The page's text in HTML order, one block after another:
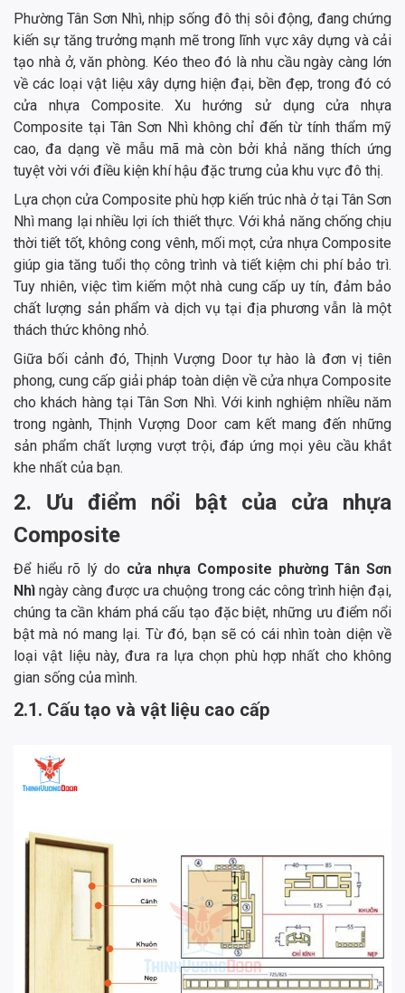
Phường Tân Sơn Nhì, nhịp sống đô thị sôi động, đang chứng
kiến sự tăng trưởng mạnh mẽ trong lĩnh vực xây dựng và cải
tạo nhà ở, văn phòng. Kéo theo đó là nhu cầu ngày càng lớn
về các loại vật liệu xây dựng hiện đại, bền đẹp, trong đó có
cửa nhựa Composite. Xu hướng sử dụng cửa nhựa
Composite tại Tân Sơn Nhì không chỉ đến từ tính thẩm mỹ
cao, đa dạng về mẫu mã mà còn bởi khả năng thích ứng
tuyệt vời với điều kiện khí hậu đặc trưng của khu vực đô thị.
Lựa chọn cửa Composite phù hợp kiến trúc nhà ở tại Tân Sơn
Nhì mang lại nhiều lợi ích thiết thực. Với khả năng chống chịu
thời tiết tốt, không cong vênh, mối mọt, cửa nhựa Composite
giúp gia tăng tuổi thọ công trình và tiết kiệm chi phí bảo trì.
Tuy nhiên, việc tìm kiếm một nhà cung cấp uy tín, đảm bảo
chất lượng sản phẩm và dịch vụ tại địa phương vẫn là một
thách thức không nhỏ.
Giữa bối cảnh đó, Thịnh Vượng Door tự hào là đơn vị tiên
phong, cung cấp giải pháp toàn diện về cửa nhựa Composite
cho khách hàng tại Tân Sơn Nhì. Với kinh nghiệm nhiều năm
trong ngành, Thịnh Vượng Door cam kết mang đến những
sản phẩm chất lượng vượt trội, đáp ứng mọi yêu cầu khắt
khe nhất của bạn.
2. Ưu điểm nổi bật của cửa nhựa
Composite
Để hiểu rõ lý do cửa nhựa Composite phường Tân Sơn
Nhì ngày càng được ưa chuộng trong các công trình hiện đại,
chúng ta cần khám phá cấu tạo đặc biệt, những ưu điểm nổi
bật mà nó mang lại. Từ đó, bạn sẽ có cái nhìn toàn diện về
loại vật liệu này, đưa ra lựa chọn phù hợp nhất cho không
gian sống của mình.
2.1. Cấu tạo và vật liệu cao cấp